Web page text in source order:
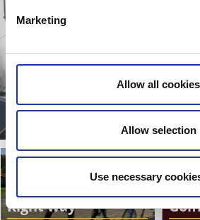
Marketing
Allow all cookies
Allow selection
Use necessary
Utforska Vänern och
Åmålstravet - The
Right way